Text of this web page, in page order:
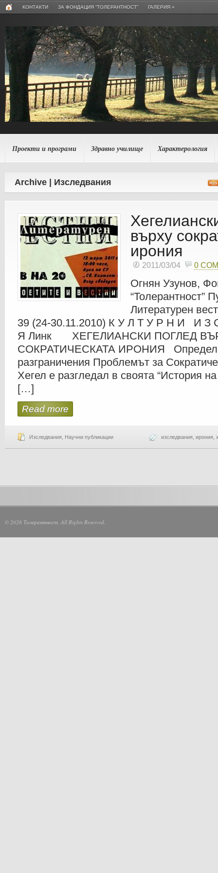
КОНТАКТИ ЗА ФОНДАЦИЯ “ТОЛЕРАНТНОСТ” ГАЛЕРИЯ »
Проекти и програми Здравно училище Характерология
Archive | Изcледвания
върху
ирония
2011/03/04 0
Огнян Узунов,
“Толерантност”
Литературен
39 (24-30.11.2010) К У Л Т У Р Н И И
Я Линк ХЕГЕЛИАНСКИ ПОГЛЕД
СОКРАТИЧЕСКАТА ИРОНИЯ
разграничения Проблемът за
Хегел е разгледал в своята “История
[…]
Read more
Изcледвания Научни публикации изследвания ирония
© 2026 Толерантност. All Rights Reserved.